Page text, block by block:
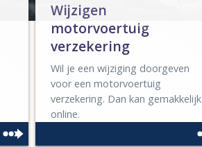
Wijzigen
motorvoertuig
verzekering
Wil je een wijziging doorgeven
voor een motorvoertuig
verzekering. Dan kan gemakkelijk
online.